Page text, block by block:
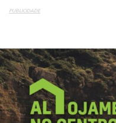
PUBLICIDADE